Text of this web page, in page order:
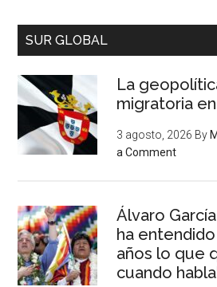
SUR GLOBAL
La
migratoria
3 agosto, 2026 By
a Comment
Álvaro
ha
años lo que
cuando